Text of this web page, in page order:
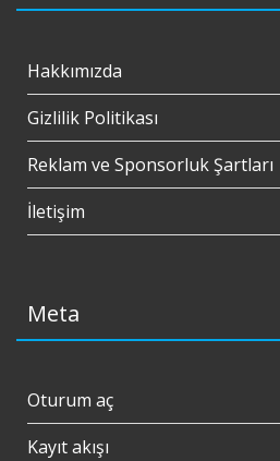
Hakkımızda
Gizlilik Politikası
Reklam ve Sponsorluk Şartları
İletişim
Meta
Oturum aç
Kayıt akışı